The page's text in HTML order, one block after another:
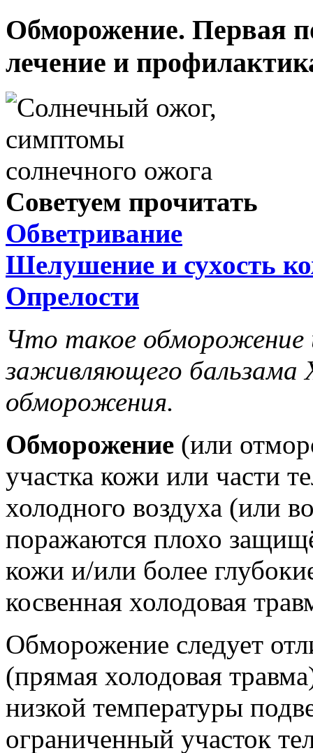
Обморожение. Первая
лечение и
Советуем прочитать
Обветривание
Шелушение и сухость
Опрелости
Что такое обморожение
заживляющего
обморожения.
Обморожение (или
участка кожи или части
холодного воздуха (или
поражаются плохо
кожи и/или более
косвенная холодовая
Обморожение следует
(прямая холодовая
низкой температуры
ограниченный участок